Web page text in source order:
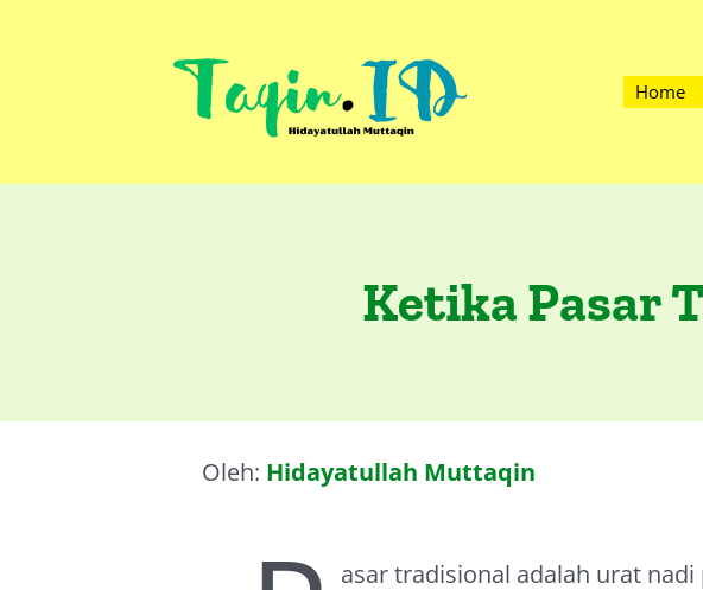
Home
Ketika Pasar
Oleh: Hidayatullah Muttaqin
asar tradisional adalah urat